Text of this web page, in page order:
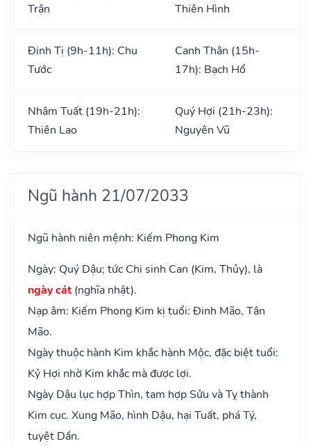
Trận
Thiên Hình
Đinh Tị (9h-11h): Chu
Tước
Canh Thân (15h-
17h): Bạch Hổ
Nhâm Tuất (19h-21h):
Thiên Lao
Quý Hợi (21h-23h):
Nguyên Vũ
Ngũ hành 21/07/2033
Ngũ hành niên mệnh: Kiếm Phong Kim
Ngày: Quý Dậu; tức Chi sinh Can (Kim, Thủy), là
ngày cát(nghĩa nhật).
Nạp âm: Kiếm Phong Kim kị tuổi: Đinh Mão, Tân
Mão.
Ngày thuộc hành Kim khắc hành Mộc, đặc biệt tuổi:
Kỷ Hợi nhờ Kim khắc mà được lợi.
Ngày Dậu lục hợp Thìn, tam hợp Sửu và Tỵ thành
Kim cục. Xung Mão, hình Dậu, hại Tuất, phá Tý,
tuyệt Dần.